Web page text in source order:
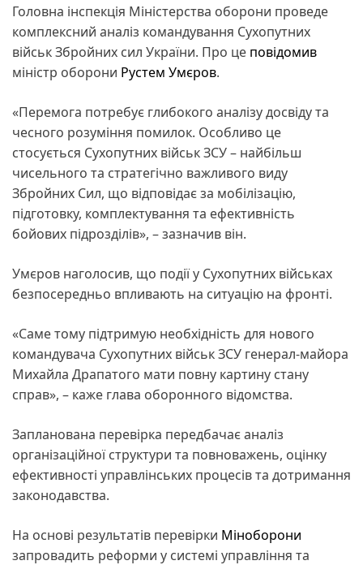
Головна інспекція Міністерства оборони проведе
комплексний аналіз командування Сухопутних
військ Збройних сил України. Про це повідомив
міністр оборони Рустем Умєров.
«Перемога потребує глибокого аналізу досвіду та
чесного розуміння помилок. Особливо це
стосується Сухопутних військ ЗСУ – найбільш
чисельного та стратегічно важливого виду
Збройних Сил, що відповідає за мобілізацію,
підготовку, комплектування та ефективність
бойових підрозділів», – зазначив він.
Умєров наголосив, що події у Сухопутних військах
безпосередньо впливають на ситуацію на фронті.
«Саме тому підтримую необхідність для нового
командувача Сухопутних військ ЗСУ генерал-майора
Михайла Драпатого мати повну картину стану
справ», – каже глава оборонного відомства.
Запланована перевірка передбачає аналіз
організаційної структури та повноважень, оцінку
ефективності управлінських процесів та дотримання
законодавства.
На основі результатів перевірки Міноборони
запровадить реформи у системі управління та